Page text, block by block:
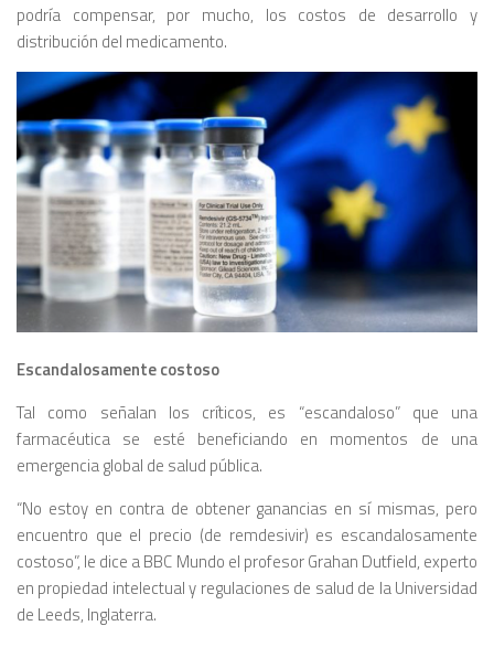
podría compensar, por mucho, los costos de desarrollo y
distribución del medicamento.
Escandalosamente costoso
Tal como señalan los críticos, es “escandaloso” que una
farmacéutica se esté beneficiando en momentos de una
emergencia global de salud pública.
“No estoy en contra de obtener ganancias en sí mismas, pero
encuentro que el precio (de remdesivir) es escandalosamente
costoso”, le dice a BBC Mundo el profesor Grahan Dutfield, experto
en propiedad intelectual y regulaciones de salud de la Universidad
de Leeds, Inglaterra.